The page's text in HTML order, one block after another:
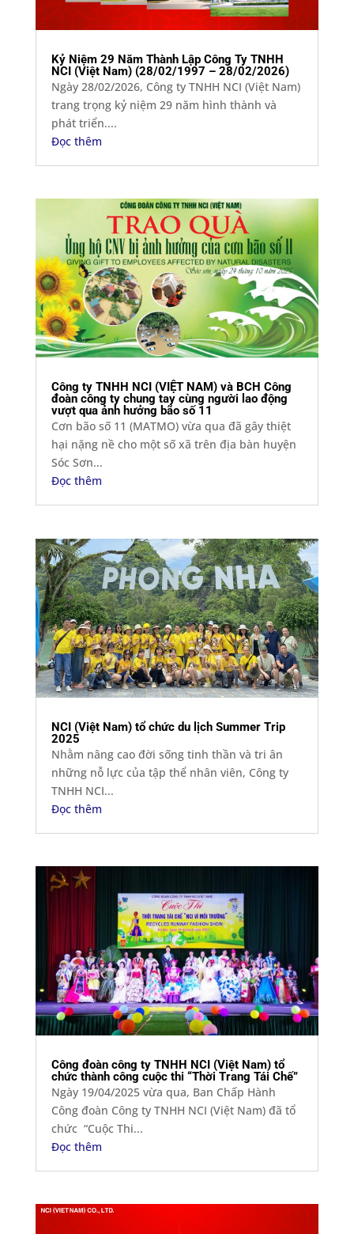
Kỷ Niệm 29 Năm Thành Lập Công Ty TNHH
NCI (Việt Nam) (28/02/1997 – 28/02/2026)
Ngày 28/02/2026, Công ty TNHH NCI (Việt Nam)
trang trọng kỷ niệm 29 năm hình thành và
phát triển....
Đọc thêm
Công ty TNHH NCI (VIỆT NAM) và BCH Công
đoàn công ty chung tay cùng người lao động
vượt qua ảnh hưởng bão số 11
Cơn bão số 11 (MATMO) vừa qua đã gây thiệt
hại nặng nề cho một số xã trên địa bàn huyện
Sóc Sơn...
Đọc thêm
NCI (Việt Nam) tổ chức du lịch Summer Trip
2025
Nhằm nâng cao đời sống tinh thần và tri ân
những nỗ lực của tập thể nhân viên, Công ty
TNHH NCI...
Đọc thêm
Công đoàn công ty TNHH NCI (Việt Nam) tổ
chức thành công cuộc thi “Thời Trang Tái Chế”
Ngày 19/04/2025 vừa qua, Ban Chấp Hành
Công đoàn Công ty TNHH NCI (Việt Nam) đã tổ
chức “Cuộc Thi...
Đọc thêm